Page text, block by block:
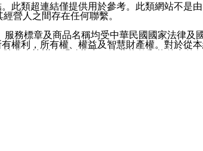
此類超連結僅提供用於參考。此類網站不是
營人之間存在任何聯繫。
務標章及商品名稱均受中華民國國家法律及
權利，所有權、權益及智慧財產權。對於從